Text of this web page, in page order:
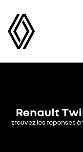
Renault
trouvez les réponses à